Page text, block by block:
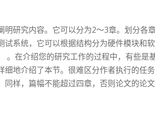
明研究内容。它可以分为2〜3章。划分
试系统，它可以根据结构分为硬件模块和
。在介绍您的研究工作的过程中，有些
细地介绍了本节。很难区分作者执行的任
同样，篇幅不能超过四章，否则论文的论